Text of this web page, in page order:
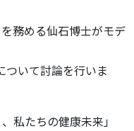
務める仙石博士がモデ
ついて討論を行いま
私たちの健康未来」